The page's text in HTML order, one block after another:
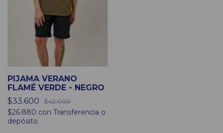
PIJAMA VERANO
FLAMÉ VERDE - NEGRO
$33.600
$42.000
$26.880 con Transferencia o
depósito